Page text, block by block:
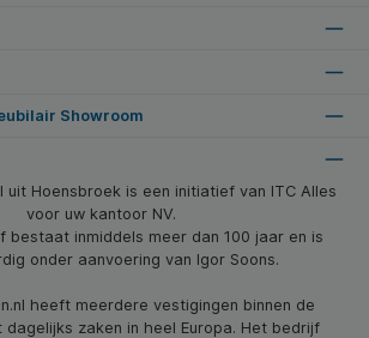
Showroom
uit Hoensbroek is een initiatief van ITC Alles
voor uw kantoor NV.
bestaat inmiddels meer dan 100 jaar en is
onder aanvoering van Igor Soons.
heeft meerdere vestigingen binnen de
dagelijks zaken in heel Europa. Het bedrijf